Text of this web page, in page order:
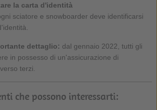
la carta d'identità
sciatore e snowboarder deve identificarsi
dettaglio: dal gennaio 2022, tutti gli
in possesso di un'assicurazione di
terzi.
che possono interessarti: